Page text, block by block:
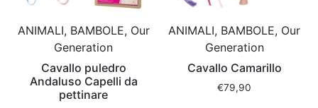
ANIMALI, BAMBOLE, Our
Generation
Cavallo puledro
Andaluso Capelli da
pettinare
ANIMALI, BAMBOLE, Our
Generation
Cavallo Camarillo
€79,90